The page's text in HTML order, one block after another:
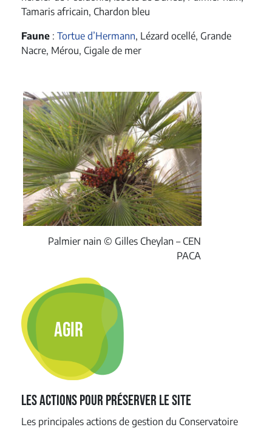
Tamaris africain, Chardon bleu
Faune : Tortue d’Hermann, Lézard ocellé, Grande
Nacre, Mérou, Cigale de mer
Palmier nain © Gilles Cheylan – CEN
PACA
AGIR
Les actions pour préserver le site
Les principales actions de gestion du Conservatoire